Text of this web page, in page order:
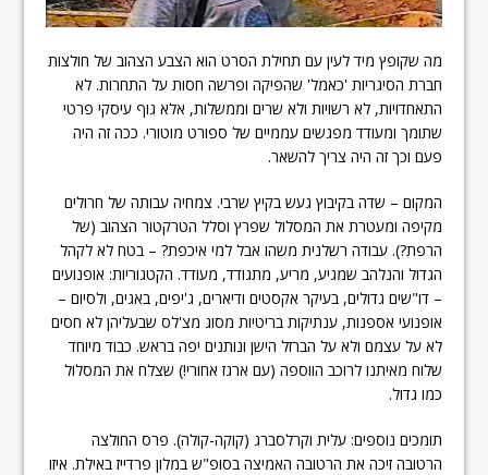
מה שקופץ מיד לעין עם תחילת הסרט הוא הצבע הצהוב של חולצות
חברת הסיגריות 'כאמל' שהפיקה ופרשה חסות על התחרות. לא
התאחדויות, לא רשויות ולא שרים וממשלות, אלא גוף עיסקי פרטי
שתומך ומעודד מפגשים עממיים של ספורט מוטורי. ככה זה היה
פעם וכך זה היה צריך להשאר.
המקום – שדה בקיבוץ געש בקיץ שרבי. צמחיה עבותה של חרולים
מקיפה ומעטרת את המסלול שפרץ וסלל הטרקטור הצהוב (של
הרפת?). עבודה רשלנית משהו אבל למי איכפת? – בטח לא לקהל
הגדול והנלהב שמגיע, מריע, מתגודד, מעודד. הקטגוריות: אופנועים
– דו"שים גדולים, בעיקר אקסטים ודיארים, ג'יפים, באגים, ולסיום –
אופנועי אספנות, ענתיקות בריטיות מסוג מצ'לס שבעליהן לא חסים
לא על עצמם ולא על הברזל הישן ונותנים יפה בראש. כבוד מיוחד
שלוח מאיתנו לרוכב הווספה (עם ארגז אחורי!) שצלח את המסלול
כמו גדול.
תומכים נוספים: עלית וקרלסברג (קוקה-קולה). פרס החולצה
הרטובה זיכה את הרטובה האמיצה בסופ"ש במלון פרדייז באילת. איזו